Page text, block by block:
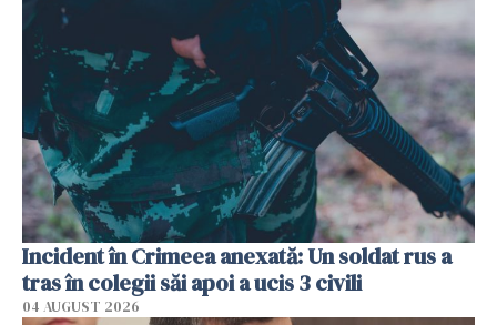
Incident în Crimeea anexată: Un soldat rus a
tras în colegii săi apoi a ucis 3 civili
04 AUGUST 2026